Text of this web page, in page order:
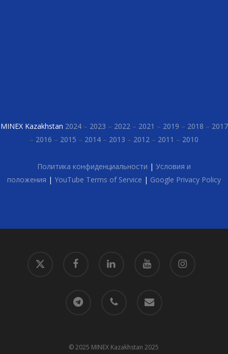
MINEX Kazakhstan 2024 – 2023 – 2022– 2021 – 2019 – 2018 – 2017
– 2016 – 2015 – 2014 – 2013 – 2012 – 2011 – 2010
Политика конфиденциальности | Условия и
положения | YouTube Terms of Service | Google Privacy Policy
twitter
© 2025 MINEX Kazakhstan 2025